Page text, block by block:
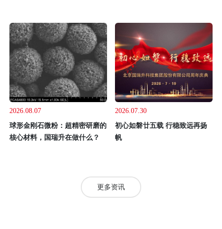
2026.08.07
球形金刚石微粉：超精密研磨的
核心材料，国瑞升在做什么？
2026.07.30
初心如磐廿五载 行稳致远再扬
帆
更多资讯